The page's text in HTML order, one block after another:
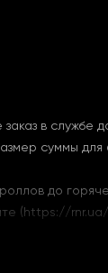
в службе
суммы для
до
(https://